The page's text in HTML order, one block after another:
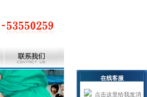
在线客服